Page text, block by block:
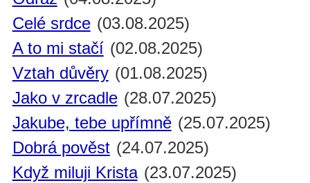
Celé srdce (03.08.2025)
A to mi stačí (02.08.2025)
Vztah důvěry (01.08.2025)
Jako v zrcadle (28.07.2025)
Jakube, tebe upřímně (25.07.2025)
Dobrá pověst (24.07.2025)
Když miluji Krista (23.07.2025)